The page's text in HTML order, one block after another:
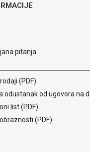
pitanja
(PDF)
odustanak od ugovora na
list (PDF)
(PDF)